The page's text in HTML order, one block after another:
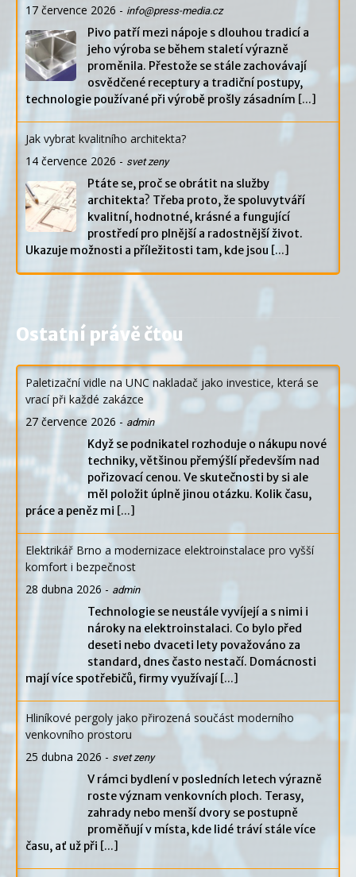
17 července 2026 - info@press-media.cz
Pivo patří mezi nápoje s dlouhou tradicí a
jeho výroba se během staletí výrazně
proměnila. Přestože se stále zachovávají
osvědčené receptury a tradiční postupy,
technologie používané při výrobě prošly zásadním [...]
Jak vybrat kvalitního architekta?
14 července 2026 - svet zeny
Ptáte se, proč se obrátit na služby
architekta? Třeba proto, že spoluvytváří
kvalitní, hodnotné, krásné a fungující
prostředí pro plnější a radostnější život.
Ukazuje možnosti a příležitosti tam, kde jsou [...]
Ostatní právě čtou
Paletizační vidle na UNC nakladač jako investice, která se
vrací při každé zakázce
27 července 2026 - admin
Když se podnikatel rozhoduje o nákupu nové
techniky, většinou přemýšlí především nad
pořizovací cenou. Ve skutečnosti by si ale
měl položit úplně jinou otázku. Kolik času,
práce a peněz mi [...]
Elektrikář Brno a modernizace elektroinstalace pro vyšší
komfort i bezpečnost
28 dubna 2026 - admin
Technologie se neustále vyvíjejí a s nimi i
nároky na elektroinstalaci. Co bylo před
deseti nebo dvaceti lety považováno za
standard, dnes často nestačí. Domácnosti
mají více spotřebičů, firmy využívají [...]
Hliníkové pergoly jako přirozená součást moderního
venkovního prostoru
25 dubna 2026 - svet zeny
V rámci bydlení v posledních letech výrazně
roste význam venkovních ploch. Terasy,
zahrady nebo menší dvory se postupně
proměňují v místa, kde lidé tráví stále více
času, ať už při [...]